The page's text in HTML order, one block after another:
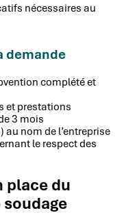
nécessaires au
demande
complété et
et prestations
3 mois
au nom de l’entreprise
le respect des
place du